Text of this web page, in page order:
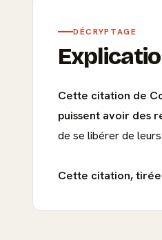
DÉCRYPTAGE
Cette citation de
puissent avoir des
de se libérer de
Cette citation,